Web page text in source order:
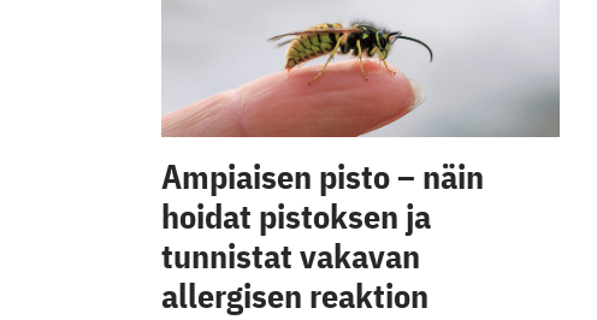
Ampiaisen pisto – näin
hoidat pistoksen ja
tunnistat vakavan
allergisen reaktion